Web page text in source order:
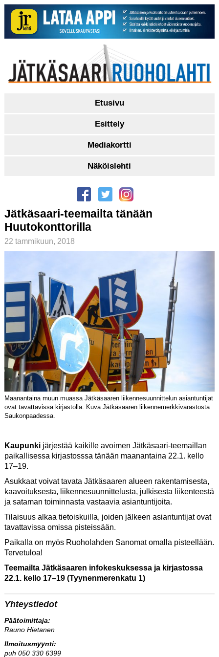
Etusivu
Esittely
Mediakortti
Näköislehti
Jätkäsaari-teemailta tänään
Huutokonttorilla
22 tammikuun, 2018
Maanantaina muun muassa Jätkäsaaren liikennesuunnittelun asiantuntijat
ovat tavattavissa kirjastolla. Kuva Jätkäsaaren liikennemerkkivarastosta
Saukonpaadessa.
Kaupunkijärjestää kaikille avoimen Jätkäsaari-teemaillan
paikallisessa kirjastosssa tänään maanantaina 22.1. kello
17–19.
Asukkaat voivat tavata Jätkäsaaren alueen rakentamisesta,
kaavoituksesta, liikennesuunnittelusta, julkisesta liikenteestä
ja sataman toiminnasta vastaavia asiantuntijoita.
Tilaisuus alkaa tietoiskuilla, joiden jälkeen asiantuntijat ovat
tavattavissa omissa pisteissään.
Paikalla on myös Ruoholahden Sanomat omalla pisteellään.
Tervetuloa!
Teemailta Jätkäsaaren infokeskuksessa ja kirjastossa
22.1. kello 17–19 (Tyynenmerenkatu 1)
Yhteystiedot
Päätoimittaja:
Rauno Hietanen
Ilmoitusmyynti:
puh 050 330 6399